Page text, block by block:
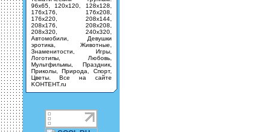
96х65, 120х120, 128х128,
176х176, 176х208,
176х220, 208х144,
208х176, 208х208,
208х320, 240х320,
Автомобили, Девушки
эротика, Животные,
Знаменитости, Игры,
Логотипы, Любовь,
Мультфильмы, Праздник,
Приколы, Природа, Спорт,
Цветы. Все на сайте
KOHTEHT.ru